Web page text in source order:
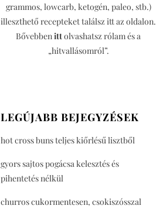
grammos, lowcarb, ketogén, paleo, stb.)
illeszthető recepteket találsz itt az oldalon.
Bővebbenittolvashatsz rólam és a
„hitvallásomról”.
LEGÚJABB BEJEGYZÉSEK
hot cross buns teljes kiőrlésű lisztből
gyors sajtos pogácsa kelesztés és
pihentetés nélkül
churros cukormentesen, csokiszósszal